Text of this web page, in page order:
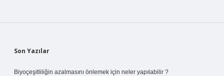
Sidebar
Son Yazılar
Biyoçeşitliliğin azalmasını önlemek için neler yapılabilir ?